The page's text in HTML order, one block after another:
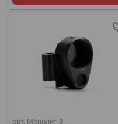
арт. Монолит 3